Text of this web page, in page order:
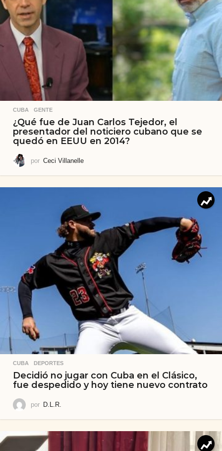
CUBA ,GENTE
¿Qué fue de Juan Carlos Tejedor, el
presentador del noticiero cubano que se
quedó en EEUU en 2014?
por Ceci Villanelle
CUBA ,DEPORTES
Decidió no jugar con Cuba en el Clásico,
fue despedido y hoy tiene nuevo contrato
por D.L.R.